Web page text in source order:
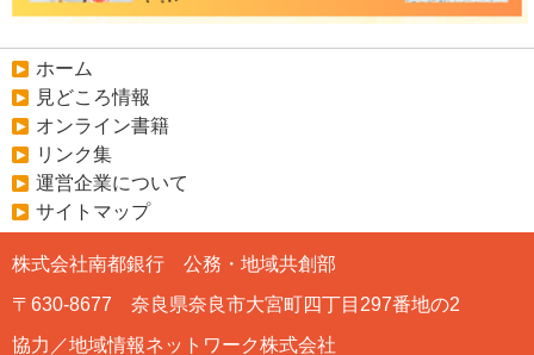
ホーム
見どころ情報
オンライン書籍
リンク集
運営企業について
サイトマップ
株式会社南都銀行 公務・地域共創部
〒630-8677 奈良県奈良市大宮町四丁目297番地の2
協力／地域情報ネットワーク株式会社